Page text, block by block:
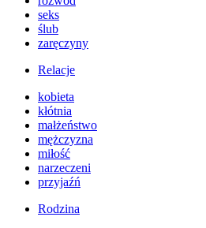
seks
ślub
zaręczyny
Relacje
kobieta
kłótnia
małżeństwo
mężczyzna
miłość
narzeczeni
przyjaźń
Rodzina